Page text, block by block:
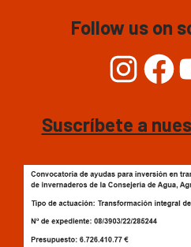
Follow us on
Suscríbete a